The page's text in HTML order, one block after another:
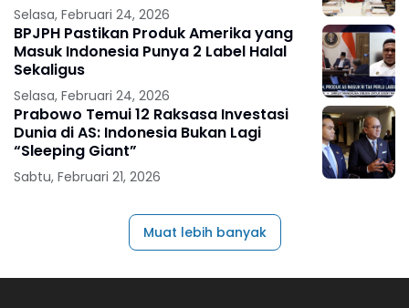
Selasa, Februari 24, 2026
BPJPH Pastikan Produk Amerika yang
Masuk Indonesia Punya 2 Label Halal
Sekaligus
Selasa, Februari 24, 2026
Prabowo Temui 12 Raksasa Investasi
Dunia di AS: Indonesia Bukan Lagi
“Sleeping Giant”
Sabtu, Februari 21, 2026
Muat lebih banyak